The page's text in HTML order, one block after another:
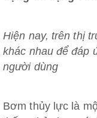
Hiện nay, trên thị
khác nhau để đáp
người dùng
Bơm thủy lực là